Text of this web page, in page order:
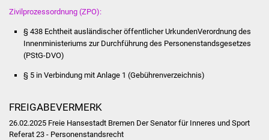
Schwäbischer Albtrauf
Zivilprozessordnung (ZPO):
§ 438 Echtheit ausländischer öffentlicher UrkundenVerordnung des
Innenministeriums zur Durchführung des Personenstandsgesetzes
(PStG-DVO)
§ 5 in Verbindung mit Anlage 1 (Gebührenverzeichnis)
FREIGABEVERMERK
26.02.2025 Freie Hansestadt Bremen Der Senator für Inneres und Sport
Referat 23 - Personenstandsrecht